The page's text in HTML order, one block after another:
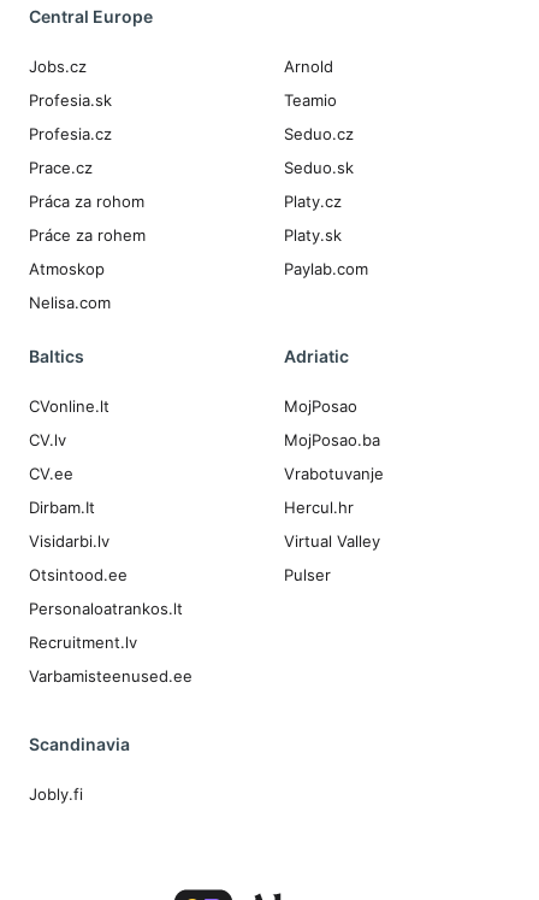
Central Europe
Jobs.cz
Profesia.sk
Profesia.cz
Prace.cz
Práca za rohom
Práce za rohem
Atmoskop
Nelisa.com
Arnold
Teamio
Seduo.cz
Seduo.sk
Platy.cz
Platy.sk
Paylab.com
Baltics
CVonline.lt
CV.lv
CV.ee
Dirbam.It
Visidarbi.lv
Otsintood.ee
Personaloatrankos.lt
Recruitment.lv
Varbamisteenused.ee
Adriatic
MojPosao
MojPosao.ba
Vrabotuvanje
Hercul.hr
Virtual Valley
Pulser
Scandinavia
Jobly.fi